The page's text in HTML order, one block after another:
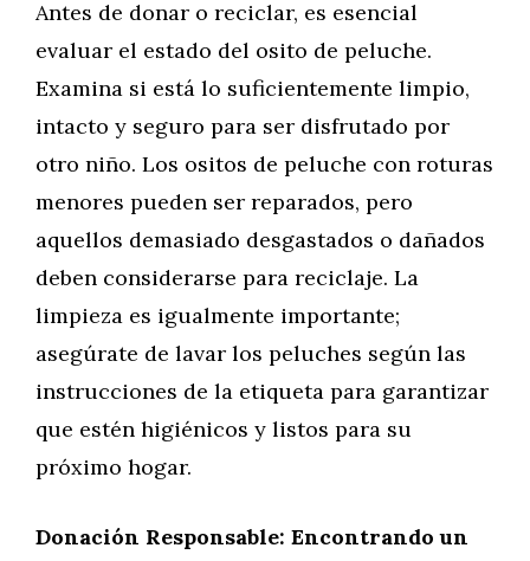
Antes de donar o reciclar, es esencial
evaluar el estado del osito de peluche.
Examina si está lo suficientemente limpio,
intacto y seguro para ser disfrutado por
otro niño. Los ositos de peluche con roturas
menores pueden ser reparados, pero
aquellos demasiado desgastados o dañados
deben considerarse para reciclaje. La
limpieza es igualmente importante;
asegúrate de lavar los peluches según las
instrucciones de la etiqueta para garantizar
que estén higiénicos y listos para su
próximo hogar.
Donación Responsable: Encontrando un